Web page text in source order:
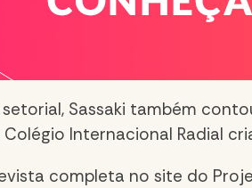
Sassaki também
Colégio Internacional Radial
completa no site do